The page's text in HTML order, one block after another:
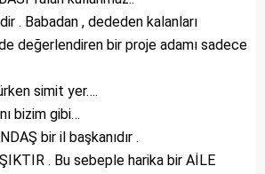
. Babadan , dededen kalanları
değerlendiren bir proje adamı sadece
simit yer….
bizim gibi…
bir il başkanıdır .
. Bu sebeple harika bir AİLE